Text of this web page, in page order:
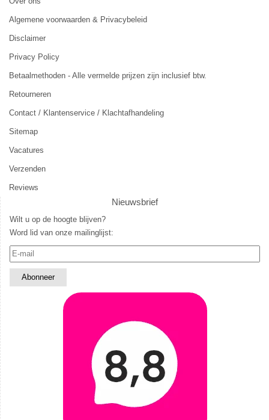
Algemene voorwaarden & Privacybeleid
Disclaimer
Privacy Policy
Betaalmethoden - Alle vermelde prijzen zijn inclusief btw.
Retourneren
Contact / Klantenservice / Klachtafhandeling
Sitemap
Vacatures
Verzenden
Reviews
Nieuwsbrief
Wilt u op de hoogte blijven?
Word lid van onze mailinglijst: